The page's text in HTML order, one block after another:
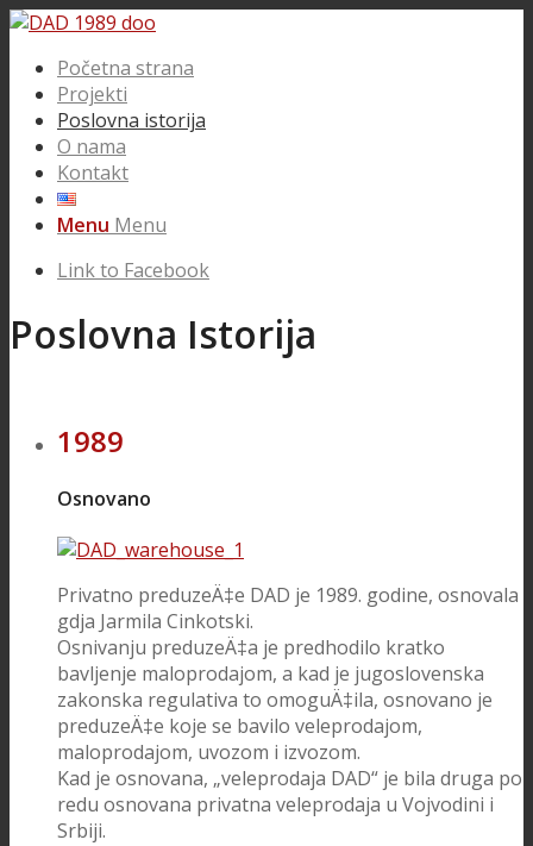
Početna strana
Projekti
Poslovna istorija
O nama
Kontakt
Menu Menu
Link to Facebook
Poslovna Istorija
1989
Osnovano
Privatno preduzeÄ‡e DAD je 1989. godine, osnovala
gdja Jarmila Cinkotski.
Osnivanju preduzeÄ‡a je predhodilo kratko
bavljenje maloprodajom, a kad je jugoslovenska
zakonska regulativa to omoguÄ‡ila, osnovano je
preduzeÄ‡e koje se bavilo veleprodajom,
maloprodajom, uvozom i izvozom.
Kad je osnovana, „veleprodaja DAD“ je bila druga po
redu osnovana privatna veleprodaja u Vojvodini i
Srbiji.